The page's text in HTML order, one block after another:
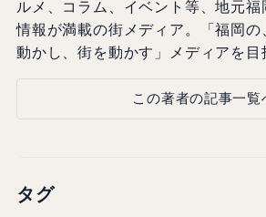
ルメ、コラム、イベント等、地元
情報が満載の街メディア。「福岡の
動かし、街を動かす」メディアを目
この著者の記事一覧
タグ